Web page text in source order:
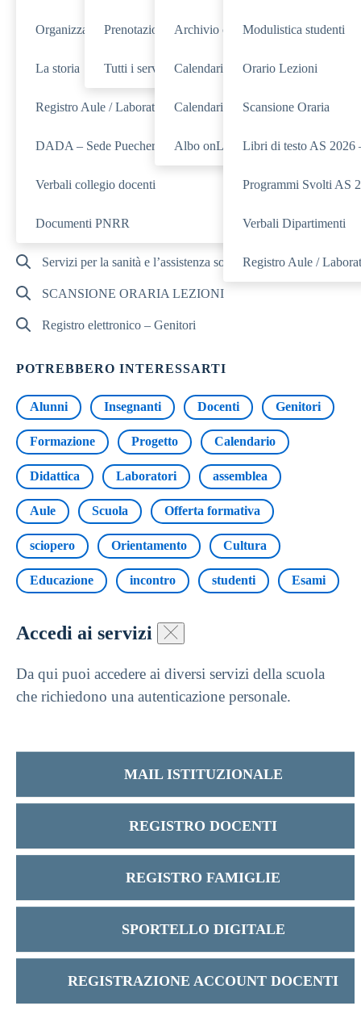
Organizzazione
La storia
Registro Aule / Laboratori
DADA – Sede Puecher
Verbali collegio docenti
Documenti PNRR
Prenotazioni colloqui – Sede Puecher
Tutti i servizi
Archivio circolari 2024-2025
Calendario attività docenti
Calendario eventi
Albo onLine
Modulistica studenti
Orario Lezioni
Scansione Oraria
Libri di testo AS 2026
Programmi Svolti AS
Verbali Dipartimenti
Registro Aule /
RICERCHE FREQUENTI
Orario lezioni A.S. 2025/26
Sede Puecher
Servizi per la sanità e l’assistenza sociale
SCANSIONE ORARIA LEZIONI
Registro elettronico – Genitori
POTREBBERO INTERESSARTI
Alunni Insegnanti Docenti Genitori
Formazione Progetto Calendario
Didattica Laboratori assemblea
Aule Scuola Offerta formativa
sciopero Orientamento Cultura
Educazione incontro studenti Esami
Accedi ai servizi
Da qui puoi accedere ai diversi servizi della scuola
che richiedono una autenticazione personale.
MAIL ISTITUZIONALE
REGISTRO DOCENTI
REGISTRO FAMIGLIE
SPORTELLO DIGITALE
REGISTRAZIONE ACCOUNT DOCENTI